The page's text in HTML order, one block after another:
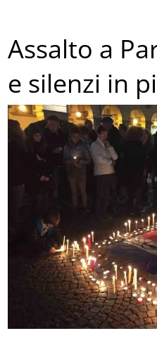
Assalto a
e silenzi in